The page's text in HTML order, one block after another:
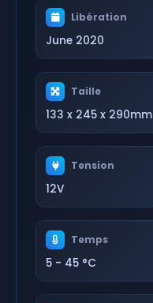
Libération
June 2020
Taille
133 x 245 x 290mm
Tension
12V
Temps
5 - 45 °C